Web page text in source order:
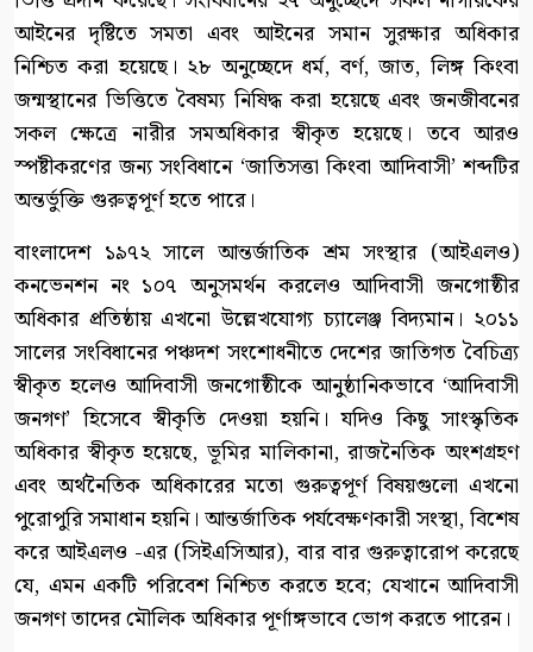
আইনের দৃষ্টিতে সমতা এবং আইনের সমান সুরক্ষার অধিকার
নিশ্চিত করা হয়েছে। ২৮ অনুচ্ছেদে ধর্ম, বর্ণ, জাত, লিঙ্গ কিংবা
জন্মস্থানের ভিত্তিতে বৈষম্য নিষিদ্ধ করা হয়েছে এবং জনজীবনের
সকল ক্ষেত্রে নারীর সমঅধিকার স্বীকৃত হয়েছে। তবে আরও
স্পষ্টীকরণের জন্য সংবিধানে ‘জাতিসত্তা কিংবা আদিবাসী’ শব্দটির
অন্তর্ভুক্তি গুরুত্বপূর্ণ হতে পারে।
বাংলাদেশ ১৯৭২ সালে আন্তর্জাতিক শ্রম সংস্থার (আইএলও)
কনভেনশন নং ১০৭ অনুসমর্থন করলেও আদিবাসী জনগোষ্ঠীর
অধিকার প্রতিষ্ঠায় এখনো উল্লেখযোগ্য চ্যালেঞ্জ বিদ্যমান। ২০১১
সালের সংবিধানের পঞ্চদশ সংশোধনীতে দেশের জাতিগত বৈচিত্র্য
স্বীকৃত হলেও আদিবাসী জনগোষ্ঠীকে আনুষ্ঠানিকভাবে ‘আদিবাসী
জনগণ’ হিসেবে স্বীকৃতি দেওয়া হয়নি। যদিও কিছু সাংস্কৃতিক
অধিকার স্বীকৃত হয়েছে, ভূমির মালিকানা, রাজনৈতিক অংশগ্রহণ
এবং অর্থনৈতিক অধিকারের মতো গুরুত্বপূর্ণ বিষয়গুলো এখনো
পুরোপুরি সমাধান হয়নি। আন্তর্জাতিক পর্যবেক্ষণকারী সংস্থা, বিশেষ
করে আইএলও -এর (সিইএসিআর), বার বার গুরুত্বারোপ করেছে
যে, এমন একটি পরিবেশ নিশ্চিত করতে হবে; যেখানে আদিবাসী
জনগণ তাদের মৌলিক অধিকার পূর্ণাঙ্গভাবে ভোগ করতে পারেন।